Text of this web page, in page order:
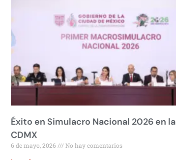
Éxito en Simulacro Nacional 2026 en la
CDMX
6 de mayo, 2026 No hay comentarios